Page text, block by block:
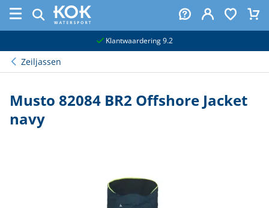
Klantwaardering 9.2
Zeiljassen
Musto 82084 BR2 Offshore Jacket
navy